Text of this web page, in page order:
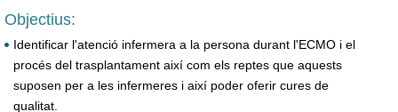
Objectius:
Identificar l'atenció infermera a la persona durant l'ECMO i el
procés del trasplantament així com els reptes que aquests
suposen per a les infermeres i així poder oferir cures de
qualitat.